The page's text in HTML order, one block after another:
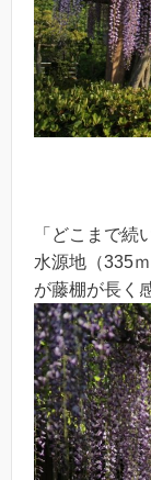
「どこまで続
水源地（335
が藤棚が長く